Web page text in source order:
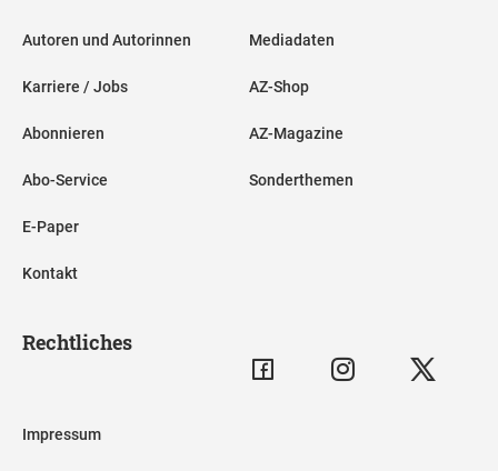
Autoren und Autorinnen
Karriere / Jobs
Abonnieren
Abo-Service
E-Paper
Kontakt
Mediadaten
AZ-Shop
AZ-Magazine
Sonderthemen
Rechtliches
Impressum